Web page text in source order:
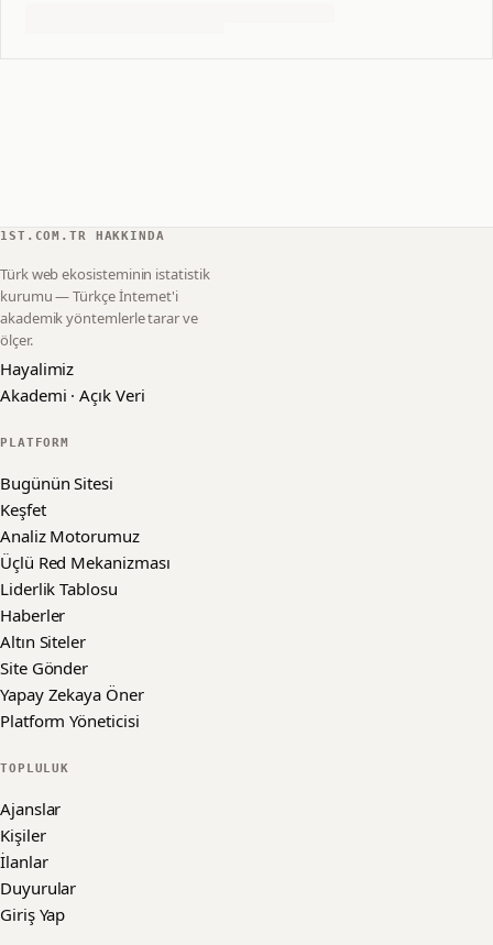
1ST.COM.TR HAKKINDA
Türk web ekosisteminin istatistik
kurumu — Türkçe İnternet'i
akademik yöntemlerle tarar ve
ölçer.
Hayalimiz
Akademi · Açık Veri
PLATFORM
Bugünün Sitesi
Keşfet
Analiz Motorumuz
Üçlü Red Mekanizması
Liderlik Tablosu
Haberler
Altın Siteler
Site Gönder
Yapay Zekaya Öner
Platform Yöneticisi
TOPLULUK
Ajanslar
Kişiler
İlanlar
Duyurular
Giriş Yap